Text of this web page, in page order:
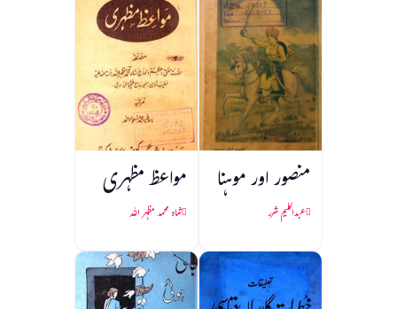
منصور اور موہنا
عبدالحلیم شرر
مواعظ مظہری
شاہ محمد مظہر اللہ